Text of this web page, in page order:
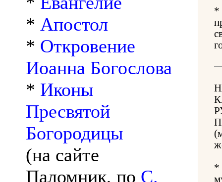
* Апостол
* Откровение
Иоанна Богослова
* Иконы
Пресвятой
Богородицы
(на сайте
Паломник, по С.
*
*